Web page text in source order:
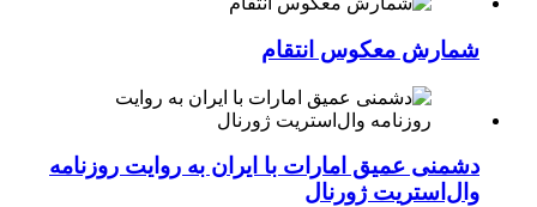
شمارش معکوس انتقام
دشمنی عمیق امارات با ایران به روایت روزنامه
وال‌استریت ژورنال